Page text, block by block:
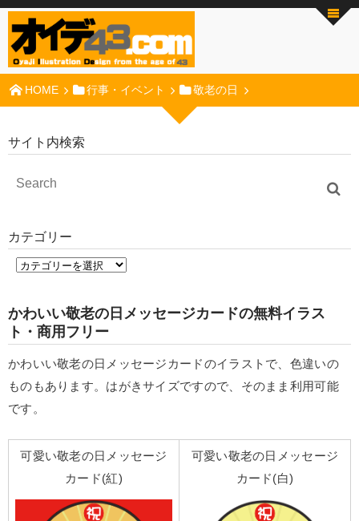
HOME 行事・イベント 敬老の日
サイト内検索
カテゴリー
かわいい敬老の日メッセージカードの無料イラス
ト・商用フリー
かわいい敬老の日メッセージカードのイラストで、色違いの
ものもあります。はがきサイズですので、そのまま利用可能
です。
可愛い敬老の日メッセージ
カード(紅)
可愛い敬老の日メッセージ
カード(白)